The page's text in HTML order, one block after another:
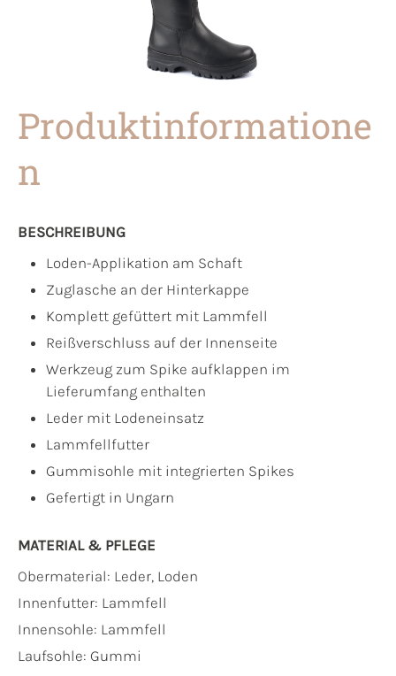
Produktinformatione
n
BESCHREIBUNG
Loden-Applikation am Schaft
Zuglasche an der Hinterkappe
Komplett gefüttert mit Lammfell
Reißverschluss auf der Innenseite
Werkzeug zum Spike aufklappen im
Lieferumfang enthalten
Leder mit Lodeneinsatz
Lammfellfutter
Gummisohle mit integrierten Spikes
Gefertigt in Ungarn
MATERIAL & PFLEGE
Obermaterial: Leder, Loden
Innenfutter: Lammfell
Innensohle: Lammfell
Laufsohle: Gummi